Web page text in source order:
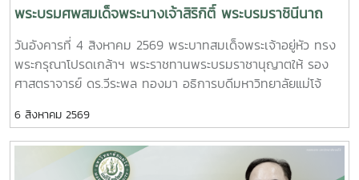
Yang Bin รองประธานสภามหาวิทยาลัยชิงหวา ตลอดจนประธาน
ประเทศไทย (ทปอ.) ที่ประชุมอธิการบดีมหาวิทยาลัยราชภัฏ
(ทปอ.มรภ.) ที่ประชุมอธิการบดีมหาวิทยาลัยเทคโนโลยีราชมงคล
(ทปอ.มทร.) สมาคมสถาบันอุดมศึกษาเอกชนแห่งประเทศไทย
(สสอท.)ภายในงานยังมีการแลกเปลี่ยนประสบการณ์ด้าน
Reinventing University ผ่านปาฐกถาจากวิทยากรต่างประเทศ
การเสวนาเชิงยุทธศาสตร์ของผู้นำเครือข่ายอุดมศึกษา การนำ
เสนอกรณีศึกษาการประยุกต์ใช้ AI และนวัตกรรมจากภาคเอกชน
พระบรมศพสมเด็จพระนางเจ้าสิริกิติ์ พระบรมราชินีนาถ
พระบรมราชชนนีพันปีหลวง พร้อมเข้ากราบถวายบังคม
พระศพ สมเด็จพระเจ้าลูกเธอ เจ้าฟ้าพัชรกิติยาภา นเรนทิ
ราเทพยวดี กรมหลวงราชสาริณีสิริพัชร มหาวัชรราชธิดา
วันอังคารที่ 4 สิงหาคม 2569 พระบาทสมเด็จพระเจ้าอยู่หัว ทรง
พระกรุณาโปรดเกล้าฯ พระราชทานพระบรมราชานุญาตให้ รอง
ศาสตราจารย์ ดร.วีระพล ทองมา อธิการบดีมหาวิทยาลัยแม่โจ้
บุคลากร รวมจำนวน 25 คน เป็นเจ้าภาพพระพิธีธรรมสวดพระ
อภิธรรมพระบรมศพสมเด็จพระนางเจ้าสิริกิติ์ พระบรมราชินีนาถ
พระบรมราชชนนีพันปีหลวง ณ พระที่นั่งดุสิตมหาปราสาท
6 สิงหาคม 2569